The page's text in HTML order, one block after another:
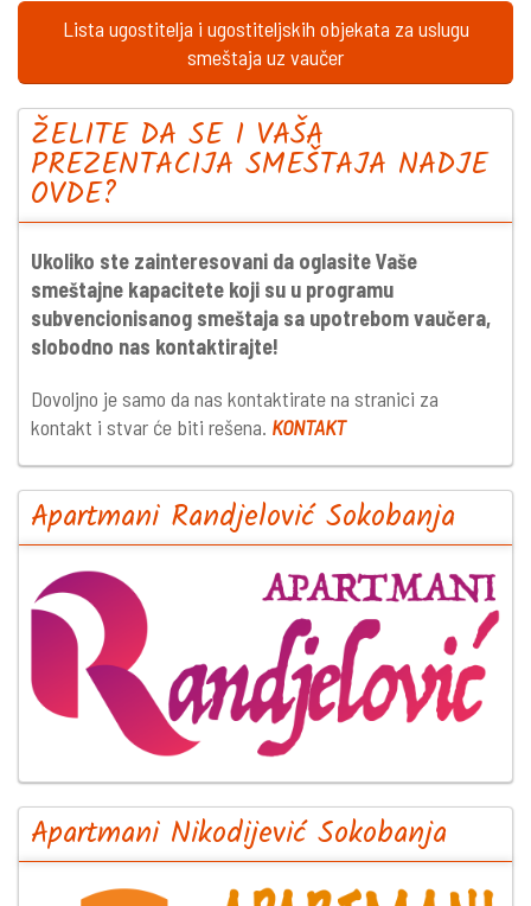
Lista ugostitelja i ugostiteljskih objekata za uslugu
smeštaja uz vaučer
ŽELITE DA SE I VAŠA
PREZENTACIJA SMEŠTAJA NADJE
OVDE?
Ukoliko ste zainteresovani da oglasite Vaše
smeštajne kapacitete koji su u programu
subvencionisanog smeštaja sa upotrebom vaučera,
slobodno nas kontaktirajte!
Dovoljno je samo da nas kontaktirate na stranici za
kontakt i stvar će biti rešena. KONTAKT
Apartmani Randjelović Sokobanja
Apartmani Nikodijević Sokobanja